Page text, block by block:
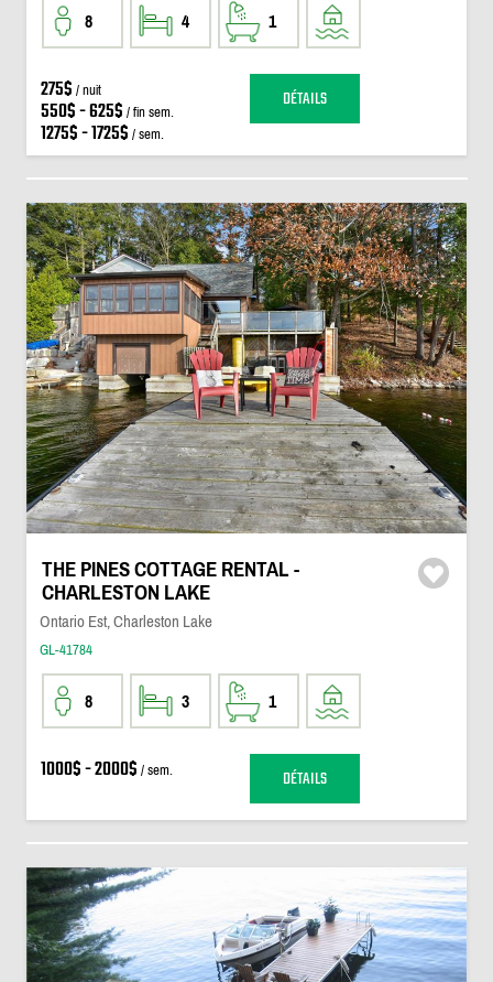
8 4 1
275$ / nuit
550$ - 625$ / fin sem.
1275$ - 1725$ / sem.
DÉTAILS
THE PINES COTTAGE RENTAL -
CHARLESTON LAKE
Ontario Est, Charleston Lake
GL-41784
8 3 1
1000$ - 2000$ / sem. DÉTAILS